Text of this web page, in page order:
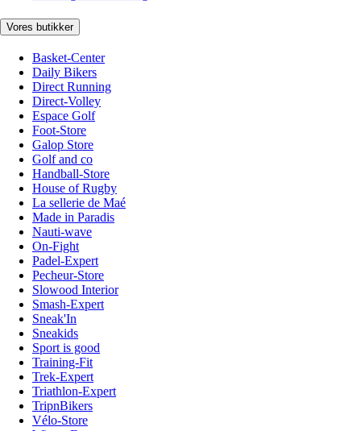
Vores butikker
Basket-Center
Daily Bikers
Direct Running
Direct-Volley
Espace Golf
Foot-Store
Galop Store
Golf and co
Handball-Store
House of Rugby
La sellerie de Maé
Made in Paradis
Nauti-wave
On-Fight
Padel-Expert
Pecheur-Store
Slowood Interior
Smash-Expert
Sneak'In
Sneakids
Sport is good
Training-Fit
Trek-Expert
Triathlon-Expert
TripnBikers
Vélo-Store